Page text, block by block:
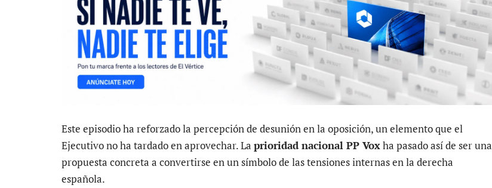
Este episodio ha reforzado la percepción de desunión en la oposición, un elemento que el
Ejecutivo no ha tardado en aprovechar. La prioridad nacional PP Voxha pasado así de ser una
propuesta concreta a convertirse en un símbolo de las tensiones internas en la derecha
española.